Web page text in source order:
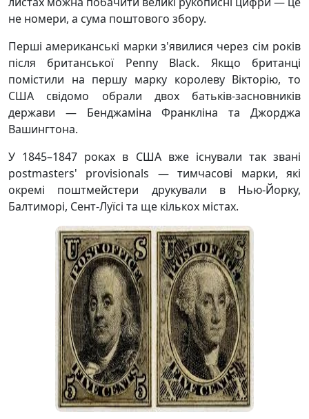
не номери, а сума поштового збору.
Перші американські марки з'явилися через сім років
після британської Penny Black. Якщо британці
помістили на першу марку королеву Вікторію, то
США свідомо обрали двох батьків-засновників
держави — Бенджаміна Франкліна та Джорджа
Вашингтона.
У 1845–1847 роках в США вже існували так звані
postmasters' provisionals — тимчасові марки, які
окремі поштмейстери друкували в Нью-Йорку,
Балтиморі, Сент-Луїсі та ще кількох містах.